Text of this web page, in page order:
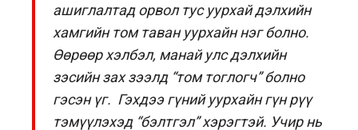
ашиглалтад орвол тус уурхай дэлхийн
хамгийн том таван уурхайн нэг болно.
Өөрөөр хэлбэл, манай улс дэлхийн
зэсийн зах зээлд “том тоглогч” болно
гэсэн үг. Гэхдээ гүний уурхайн гүн рүү
тэмүүлэхэд “бэлтгэл” хэрэгтэй. Учир нь